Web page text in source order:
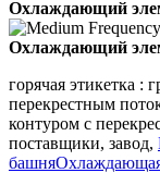
Охлаждающий
Охлаждающий
горячая этикетка :
перекрестным
контуром с
поставщики, завод,
башня